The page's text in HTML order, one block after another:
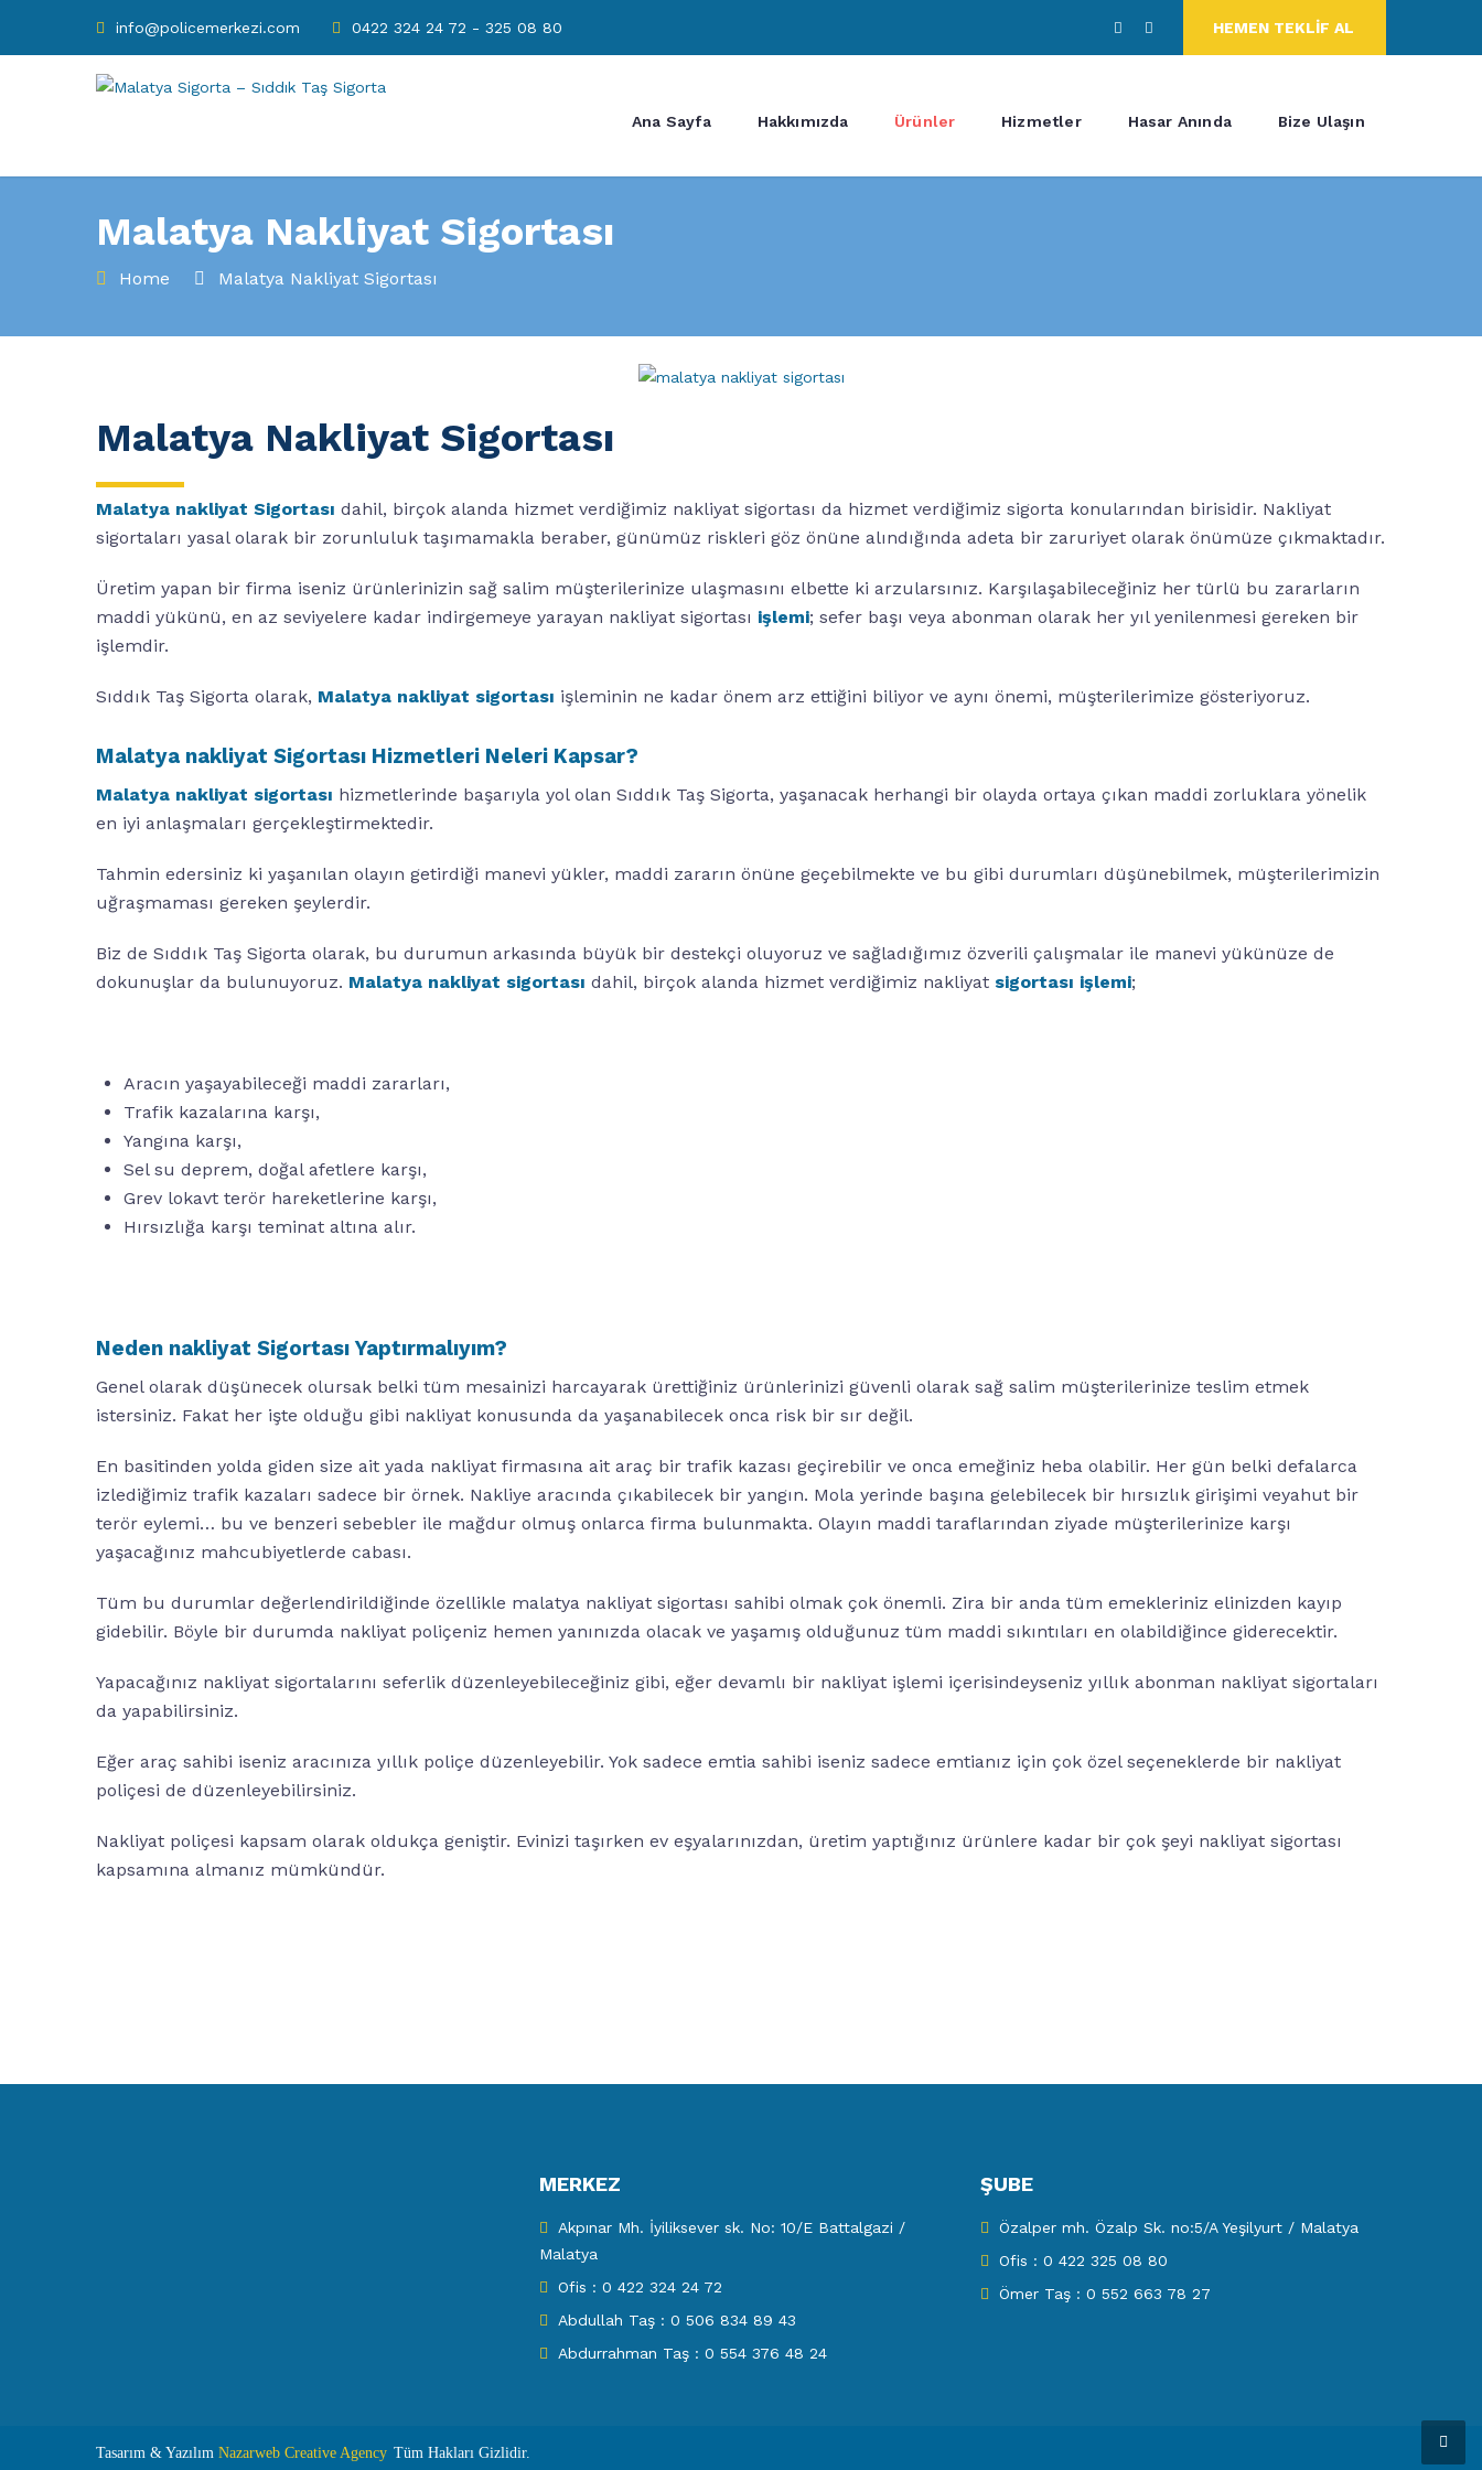
info@policemerkezi.com 0422 324 24 72 - 325 08 80 HEMEN TEKLİF AL
Ana Sayfa Hakkımızda Ürünler Hizmetler Hasar Anında Bize Ulaşın
Malatya Nakliyat Sigortası
Home Malatya Nakliyat Sigortası
Malatya Nakliyat Sigortası
Malatya nakliyat Sigortası dahil, birçok alanda hizmet verdiğimiz nakliyat sigortası da hizmet verdiğimiz sigorta konularından birisidir. Nakliyat
sigortaları yasal olarak bir zorunluluk taşımamakla beraber, günümüz riskleri göz önüne alındığında adeta bir zaruriyet olarak önümüze çıkmaktadır.
Üretim yapan bir firma iseniz ürünlerinizin sağ salim müşterilerinize ulaşmasını elbette ki arzularsınız. Karşılaşabileceğiniz her türlü bu zararların
maddi yükünü, en az seviyelere kadar indirgemeye yarayan nakliyat sigortası işlemi; sefer başı veya abonman olarak her yıl yenilenmesi gereken bir
işlemdir.
Sıddık Taş Sigorta olarak, Malatya nakliyat sigortası işleminin ne kadar önem arz ettiğini biliyor ve aynı önemi, müşterilerimize gösteriyoruz.
Malatya nakliyat Sigortası Hizmetleri Neleri Kapsar?
Malatya nakliyat sigortası hizmetlerinde başarıyla yol olan Sıddık Taş Sigorta, yaşanacak herhangi bir olayda ortaya çıkan maddi zorluklara yönelik
en iyi anlaşmaları gerçekleştirmektedir.
Tahmin edersiniz ki yaşanılan olayın getirdiği manevi yükler, maddi zararın önüne geçebilmekte ve bu gibi durumları düşünebilmek, müşterilerimizin
uğraşmaması gereken şeylerdir.
Biz de Sıddık Taş Sigorta olarak, bu durumun arkasında büyük bir destekçi oluyoruz ve sağladığımız özverili çalışmalar ile manevi yükünüze de
dokunuşlar da bulunuyoruz. Malatya nakliyat sigortası dahil, birçok alanda hizmet verdiğimiz nakliyat sigortası işlemi;
Aracın yaşayabileceği maddi zararları,
Trafik kazalarına karşı,
Yangına karşı,
Sel su deprem, doğal afetlere karşı,
Grev lokavt terör hareketlerine karşı,
Hırsızlığa karşı teminat altına alır.
Neden nakliyat Sigortası Yaptırmalıyım?
Genel olarak düşünecek olursak belki tüm mesainizi harcayarak ürettiğiniz ürünlerinizi güvenli olarak sağ salim müşterilerinize teslim etmek
istersiniz. Fakat her işte olduğu gibi nakliyat konusunda da yaşanabilecek onca risk bir sır değil.
En basitinden yolda giden size ait yada nakliyat firmasına ait araç bir trafik kazası geçirebilir ve onca emeğiniz heba olabilir. Her gün belki defalarca
izlediğimiz trafik kazaları sadece bir örnek. Nakliye aracında çıkabilecek bir yangın. Mola yerinde başına gelebilecek bir hırsızlık girişimi veyahut bir
terör eylemi… bu ve benzeri sebebler ile mağdur olmuş onlarca firma bulunmakta. Olayın maddi taraflarından ziyade müşterilerinize karşı
yaşacağınız mahcubiyetlerde cabası.
Tüm bu durumlar değerlendirildiğinde özellikle malatya nakliyat sigortası sahibi olmak çok önemli. Zira bir anda tüm emekleriniz elinizden kayıp
gidebilir. Böyle bir durumda nakliyat poliçeniz hemen yanınızda olacak ve yaşamış olduğunuz tüm maddi sıkıntıları en olabildiğince giderecektir.
Yapacağınız nakliyat sigortalarını seferlik düzenleyebileceğiniz gibi, eğer devamlı bir nakliyat işlemi içerisindeyseniz yıllık abonman nakliyat sigortaları
da yapabilirsiniz.
Eğer araç sahibi iseniz aracınıza yıllık poliçe düzenleyebilir. Yok sadece emtia sahibi iseniz sadece emtianız için çok özel seçeneklerde bir nakliyat
poliçesi de düzenleyebilirsiniz.
Nakliyat poliçesi kapsam olarak oldukça geniştir. Evinizi taşırken ev eşyalarınızdan, üretim yaptığınız ürünlere kadar bir çok şeyi nakliyat sigortası
kapsamına almanız mümkündür.
MERKEZ
Akpınar Mh. İyiliksever sk. No: 10/E Battalgazi /
Malatya
Ofis : 0 422 324 24 72
Abdullah Taş : 0 506 834 89 43
Abdurrahman Taş : 0 554 376 48 24
ŞUBE
Özalper mh. Özalp Sk. no:5/A Yeşilyurt / Malatya
Ofis : 0 422 325 08 80
Ömer Taş : 0 552 663 78 27
Tasarım & Yazılım Nazarweb Creative Agency Tüm Hakları Gizlidir.